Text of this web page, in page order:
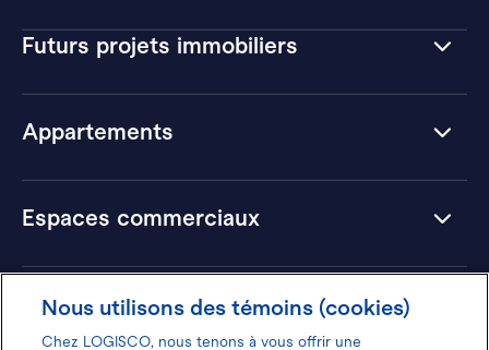
Futurs projets immobiliers
Appartements
Espaces commerciaux
Hôtels
Nous utilisons des témoins (cookies)
Chez LOGISCO, nous tenons à vous offrir une